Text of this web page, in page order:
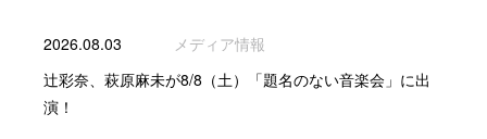
2026.08.03
メディア情報
辻彩奈、萩原麻未が8/8（土）「題名のない音楽会」に出
演！